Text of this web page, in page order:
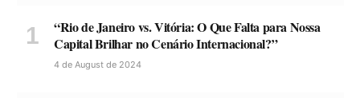
“Rio de Janeiro vs. Vitória: O Que Falta para Nossa
Capital Brilhar no Cenário Internacional?”
4 de August de 2024